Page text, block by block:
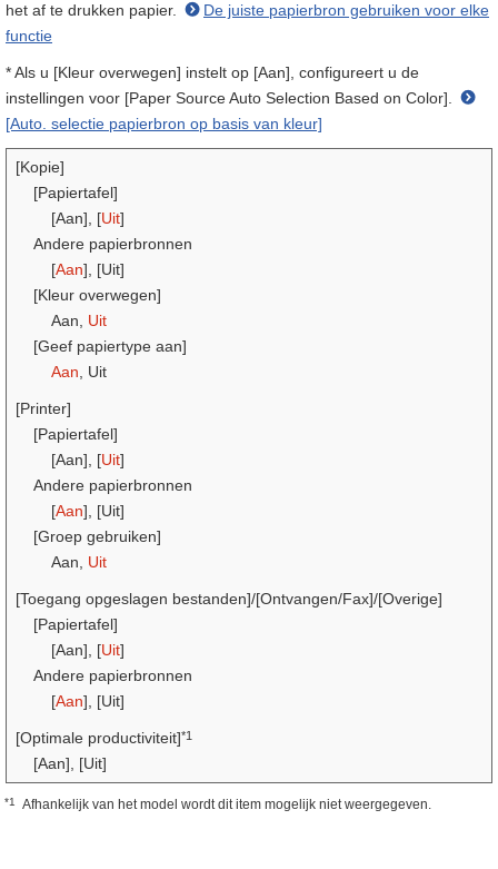
het af te drukken papier.
De juiste papierbron gebruiken voor elke
functie
* Als u [Kleur overwegen] instelt op [Aan], configureert u de
instellingen voor [Paper Source Auto Selection Based on Color].
[Auto. selectie papierbron op basis van kleur]
[Kopie]
[Papiertafel]
[Aan], [Uit]
Andere papierbronnen
[Aan], [Uit]
[Kleur overwegen]
Aan, Uit
[Geef papiertype aan]
Aan , Uit
[Printer]
[Papiertafel]
[Aan], [Uit]
Andere papierbronnen
[Aan], [Uit]
[Groep gebruiken]
Aan, Uit
[Toegang opgeslagen bestanden]/[Ontvangen/Fax]/[Overige]
[Papiertafel]
[Aan], [Uit]
Andere papierbronnen
[Aan], [Uit]
[Optimale productiviteit]*1
[Aan], [Uit]
*1 Afhankelijk van het model wordt dit item mogelijk niet weergegeven.